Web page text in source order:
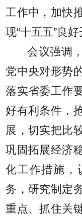
工作中，加快
现“十五五”良好
会议强调
党中央对形势
落实省委工作
好有利条件，
展，切实把比
巩固拓展经济
化工作措施，
务，研究制定
重点、抓住关